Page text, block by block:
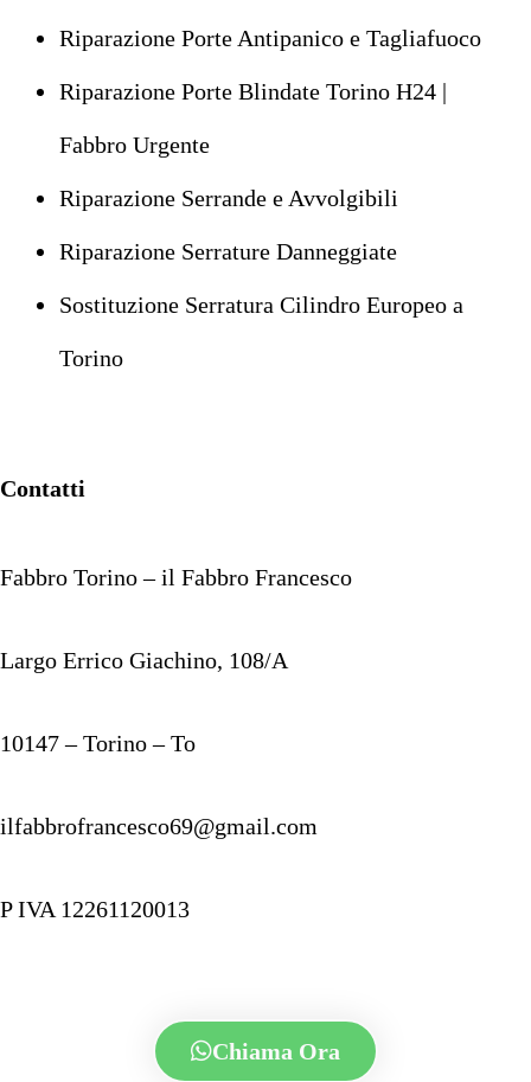
Riparazione Porte Antipanico e Tagliafuoco
Riparazione Porte Blindate Torino H24 |
Fabbro Urgente
Riparazione Serrande e Avvolgibili
Riparazione Serrature Danneggiate
Sostituzione Serratura Cilindro Europeo a
Torino
Contatti
Fabbro Torino – il Fabbro Francesco
Largo Errico Giachino, 108/A
10147 – Torino – To
ilfabbrofrancesco69@gmail.com
P IVA 12261120013
Chiama Ora